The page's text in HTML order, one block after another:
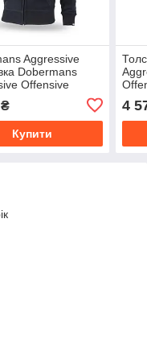
Aggressive
Dobermans
Offensive
Купити
4